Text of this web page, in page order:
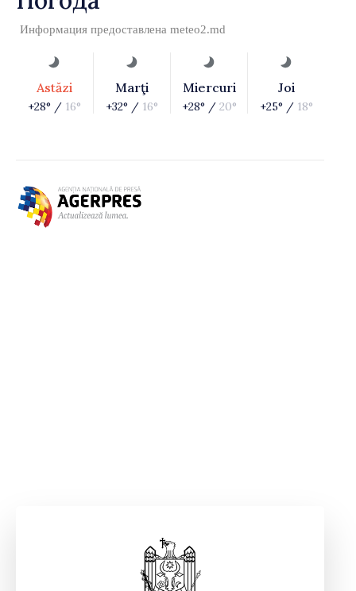
Информация предоставлена meteo2.md
Astăzi
+28° / 16°
Marţi
+32° / 16°
Miercuri
+28° / 20°
Joi
+25° / 18°